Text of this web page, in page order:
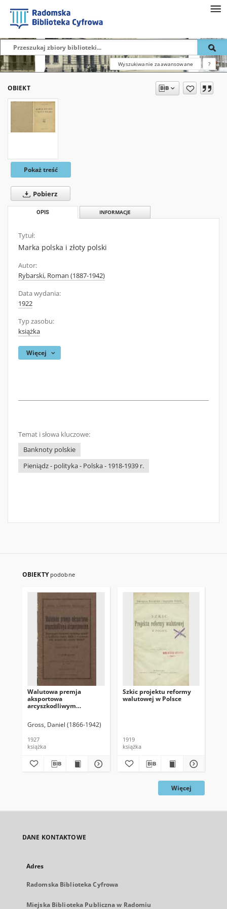
Wyszukiwanie zaawansowane ?
OBIEKT
Pokaż treść
Pobierz
OPIS INFORMACJE
Tytuł:
Marka polska i złoty polski
Autor:
Rybarski, Roman (1887-1942)
Data wydania:
1922
Typ zasobu:
książka
Więcej
Temat i słowa kluczowe:
Banknoty polskie
Pieniądz - polityka - Polska - 1918-1939 r.
OBIEKTY podobne
Walutowa premja
aksportowa
arcyszkodliwym
złotowy spadł z końcem
wrócił do równi złota ?
Gross, Daniel (1866-1942)
1927
książka
Szkic projektu reformy
walutowej w Polsce
1919
książka
Więcej
DANE KONTAKTOWE
Adres
Radomska Biblioteka Cyfrowa
Miejska Biblioteka Publiczna w Radomiu